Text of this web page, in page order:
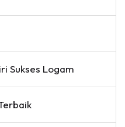
Sukses Logam